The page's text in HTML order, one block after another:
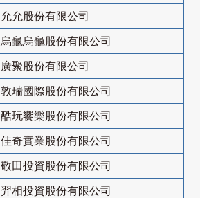
允允股份有限公司
烏龜烏龜股份有限公司
廣聚股份有限公司
敦瑞國際股份有限公司
酷玩饗樂股份有限公司
佳奇實業股份有限公司
敬田投資股份有限公司
羿相投資股份有限公司